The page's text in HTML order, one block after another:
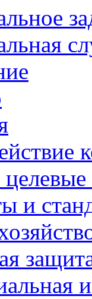
и